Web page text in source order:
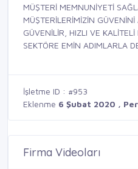
MÜŞTERİ MEMNUNİYETİ
MÜŞTERİLERİMİZİN
GÜVENİLİR, HIZLI VE
SEKTÖRE EMİN ADIMLARLA
İşletme ID : #953
Eklenme 6 Şubat 2020 ,
Firma Videoları